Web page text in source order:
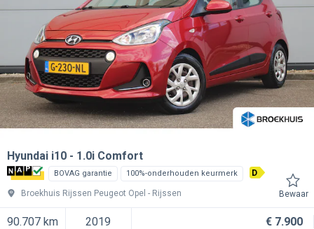
Hyundai i10 1.0i Comfort
BOVAG garantie 100%-onderhouden keurmerk D
Broekhuis Rijssen Peugeot Opel Rijssen Bewaar
90.707 km 2019 € 7.900